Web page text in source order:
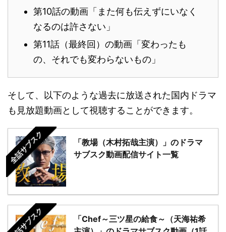
第10話の動画「また何も伝えずにいなく
なるのは許さない」
第11話（最終回）の動画「変わったも
の、それでも変わらないもの」
そして、以下のような過去に放送された国内ドラマ
も見放題動画として視聴することができます。
全話サブスク
「教場（木村拓哉主演）」のドラマ
サブスク動画配信サイト一覧
全話サブスク
「Chef～三ツ星の給食～（天海祐希